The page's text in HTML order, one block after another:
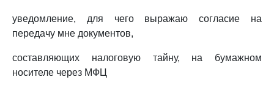
уведомление, для чего выражаю согласие на
передачу мне документов,
составляющих налоговую тайну, на бумажном
носителе через МФЦ